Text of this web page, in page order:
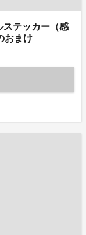
ステッカー（感
おまけ